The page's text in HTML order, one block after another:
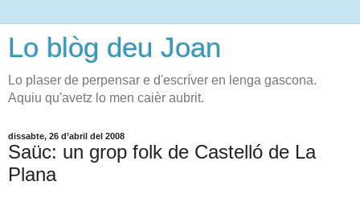
Lo blòg deu Joan
Lo plaser de perpensar e d'escríver en lenga gascona.
Aquiu qu'avetz lo men caièr aubrit.
dissabte, 26 d’abril del 2008
Saüc: un grop folk de Castelló de La
Plana